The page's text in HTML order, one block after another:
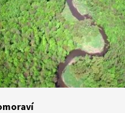
lužní les a především
proto je jejich ochrana